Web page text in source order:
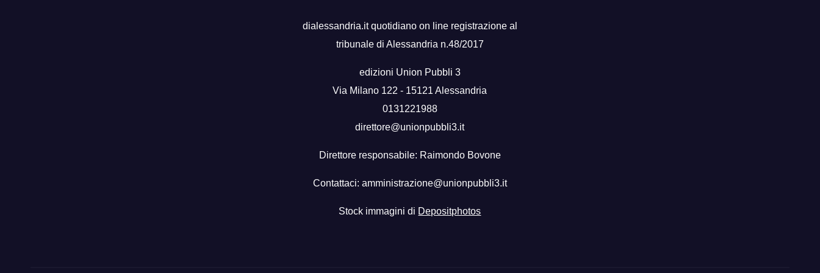
dialessandria.it quotidiano on line registrazione al
tribunale di Alessandria n.48/2017
edizioni Union Pubbli 3
Via Milano 122 - 15121 Alessandria
0131221988
direttore@unionpubbli3.it
Direttore responsabile: Raimondo Bovone
Contattaci: amministrazione@unionpubbli3.it
Stock immagini di Depositphotos